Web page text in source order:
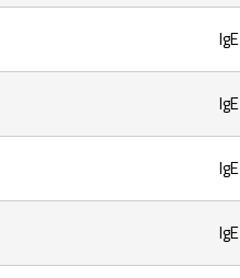
IgE
IgE
IgE
IgE